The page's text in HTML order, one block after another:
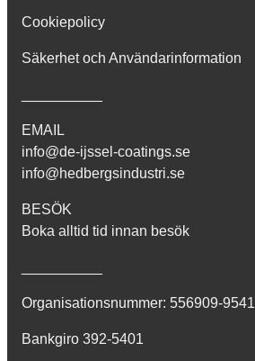
Cookiepolicy
Säkerhet och Användarinformation
EMAIL
info@de-ijssel-coatings.se
info@hedbergsindustri.se
BESÖK
Boka alltid tid innan besök
Organisationsnummer: 556909-9541
Bankgiro 392-5401